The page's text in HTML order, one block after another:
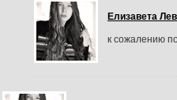
Елизавета
к сожалению